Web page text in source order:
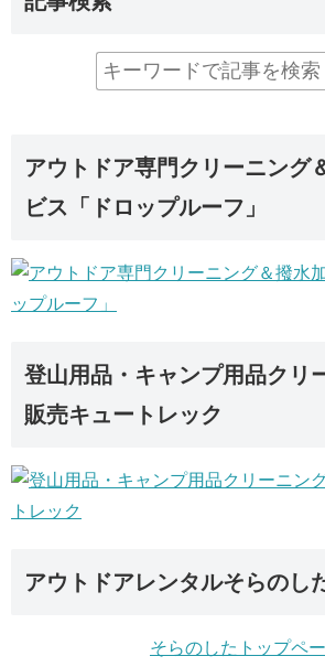
アウトドア専門クリーニング
ビス「ドロップルーフ」
登山用品・キャンプ用品クリ
販売キュートレック
アウトドアレンタルそらのし
そらのしたトップペ